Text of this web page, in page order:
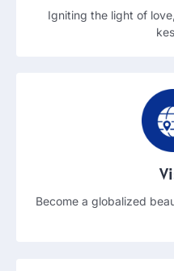
Igniting the light of love
Become a globalized